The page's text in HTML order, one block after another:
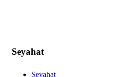
Seyahat
Seyahat